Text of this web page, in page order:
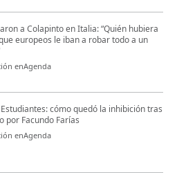
a Colapinto en Italia: “Quién hubiera
europeos le iban a robar todo a un
enAgenda
Estudiantes: cómo quedó la inhibición tras
por Facundo Farías
enAgenda